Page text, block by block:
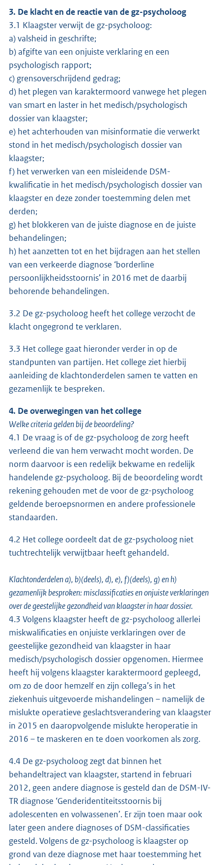
3. De klacht en de reactie van de gz-psycholoog
3.1 Klaagster verwijt de gz-psycholoog:
a) valsheid in geschrifte;
b) afgifte van een onjuiste verklaring en een
psychologisch rapport;
c) grensoverschrijdend gedrag;
d) het plegen van karaktermoord vanwege het plegen
van smart en laster in het medisch/psychologisch
dossier van klaagster;
e) het achterhouden van misinformatie die verwerkt
stond in het medisch/psychologisch dossier van
klaagster;
f) het verwerken van een misleidende DSM-
kwalificatie in het medisch/psychologisch dossier van
klaagster en deze zonder toestemming delen met
derden;
g) het blokkeren van de juiste diagnose en de juiste
behandelingen;
h) het aanzetten tot en het bijdragen aan het stellen
van een verkeerde diagnose ‘borderline
persoonlijkheidsstoornis’ in 2016 met de daarbij
behorende behandelingen.
3.2 De gz-psycholoog heeft het college verzocht de
klacht ongegrond te verklaren.
3.3 Het college gaat hieronder verder in op de
standpunten van partijen. Het college ziet hierbij
aanleiding de klachtonderdelen samen te vatten en
gezamenlijk te bespreken.
4. De overwegingen van het college
Welke criteria gelden bij de beoordeling?
4.1 De vraag is of de gz-psycholoog de zorg heeft
verleend die van hem verwacht mocht worden. De
norm daarvoor is een redelijk bekwame en redelijk
handelende gz-psycholoog. Bij de beoordeling wordt
rekening gehouden met de voor de gz-psycholoog
geldende beroepsnormen en andere professionele
standaarden.
4.2 Het college oordeelt dat de gz-psycholoog niet
tuchtrechtelijk verwijtbaar heeft gehandeld.
Klachtonderdelen a), b)(deels), d), e), f)(deels), g) en h)
gezamenlijk besproken: misclassificaties en onjuiste verklaringen
over de geestelijke gezondheid van klaagster in haar dossier.
4.3 Volgens klaagster heeft de gz-psycholoog allerlei
miskwalificaties en onjuiste verklaringen over de
geestelijke gezondheid van klaagster in haar
medisch/psychologisch dossier opgenomen. Hiermee
heeft hij volgens klaagster karaktermoord gepleegd,
om zo de door hemzelf en zijn collega’s in het
ziekenhuis uitgevoerde mishandelingen – namelijk de
mislukte operatieve geslachtsverandering van klaagster
in 2015 en daaropvolgende mislukte heroperatie in
2016 – te maskeren en te doen voorkomen als zorg.
4.4 De gz-psycholoog zegt dat binnen het
behandeltraject van klaagster, startend in februari
2012, geen andere diagnose is gesteld dan de DSM-IV-
TR diagnose ‘Genderidentiteitsstoornis bij
adolescenten en volwassenen’. Er zijn toen maar ook
later geen andere diagnoses of DSM-classificaties
gesteld. Volgens de gz-psycholoog is klaagster op
grond van deze diagnose met haar toestemming het